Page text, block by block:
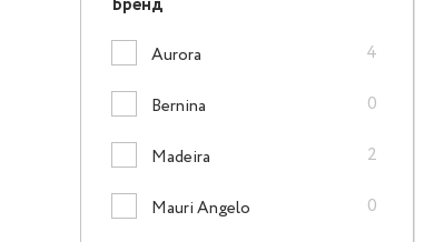
Aurora 4
Bernina 0
Madeira 2
Mauri Angelo 0